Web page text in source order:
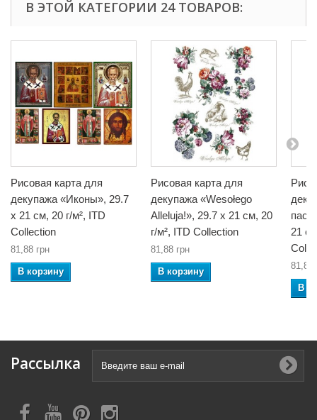
В ЭТОЙ КАТЕГОРИИ 24 ТОВАРОВ:
Рисовая карта для
декупажа «Иконы», 29.7
x 21 см, 20 г/м², ITD
Collection
81,88 грн
В корзину
Рисовая карта для
декупажа «Wesołego
Alleluja!», 29.7 x 21 см, 20
г/м², ITD Collection
81,88 грн
В корзину
21
81,88
В
Рассылка